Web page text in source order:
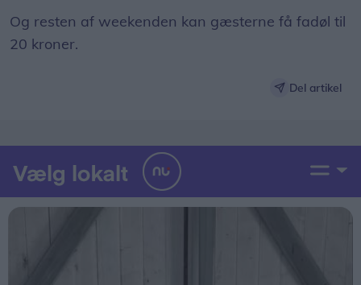
Og resten af weekenden kan gæsterne få fadøl til
20 kroner.
Del artikel